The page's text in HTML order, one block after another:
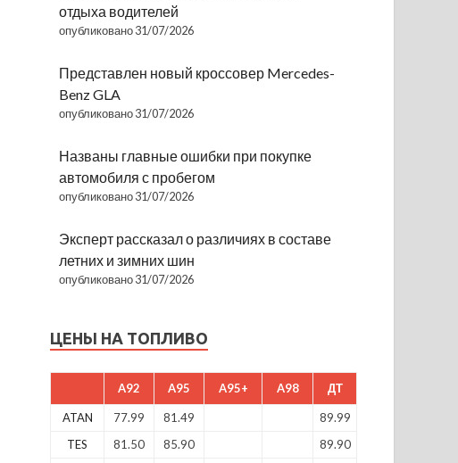
отдыха водителей
опубликовано 31/07/2026
Представлен новый кроссовер Mercedes-
Benz GLA
опубликовано 31/07/2026
Названы главные ошибки при покупке
автомобиля с пробегом
опубликовано 31/07/2026
Эксперт рассказал о различиях в составе
летних и зимних шин
опубликовано 31/07/2026
ЦЕНЫ НА ТОПЛИВО
A92 A95 A95+ A98 ДТ
ATAN 77.99 81.49
89.99
TES
81.50 85.90
89.90